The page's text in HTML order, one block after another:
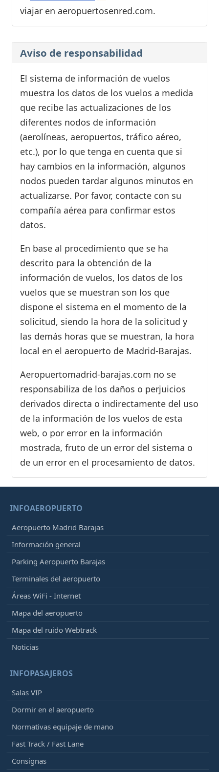
viajar en aeropuertosenred.com.
Aviso de responsabilidad
El sistema de información de vuelos
muestra los datos de los vuelos a medida
que recibe las actualizaciones de los
diferentes nodos de información
(aerolíneas, aeropuertos, tráfico aéreo,
etc.), por lo que tenga en cuenta que si
hay cambios en la información, algunos
nodos pueden tardar algunos minutos en
actualizarse. Por favor, contacte con su
compañía aérea para confirmar estos
datos.
En base al procedimiento que se ha
descrito para la obtención de la
información de vuelos, los datos de los
vuelos que se muestran son los que
dispone el sistema en el momento de la
solicitud, siendo la hora de la solicitud y
las demás horas que se muestran, la hora
local en el aeropuerto de Madrid-Barajas.
Aeropuertomadrid-barajas.com no se
responsabiliza de los daños o perjuicios
derivados directa o indirectamente del uso
de la información de los vuelos de esta
web, o por error en la información
mostrada, fruto de un error del sistema o
de un error en el procesamiento de datos.
INFOAEROPUERTO
Aeropuerto Madrid Barajas
Información general
Parking Aeropuerto Barajas
Terminales del aeropuerto
Áreas WiFi - Internet
Mapa del aeropuerto
Mapa del ruido Webtrack
Noticias
INFOPASAJEROS
Salas VIP
Dormir en el aeropuerto
Normativas equipaje de mano
Fast Track / Fast Lane
Consignas